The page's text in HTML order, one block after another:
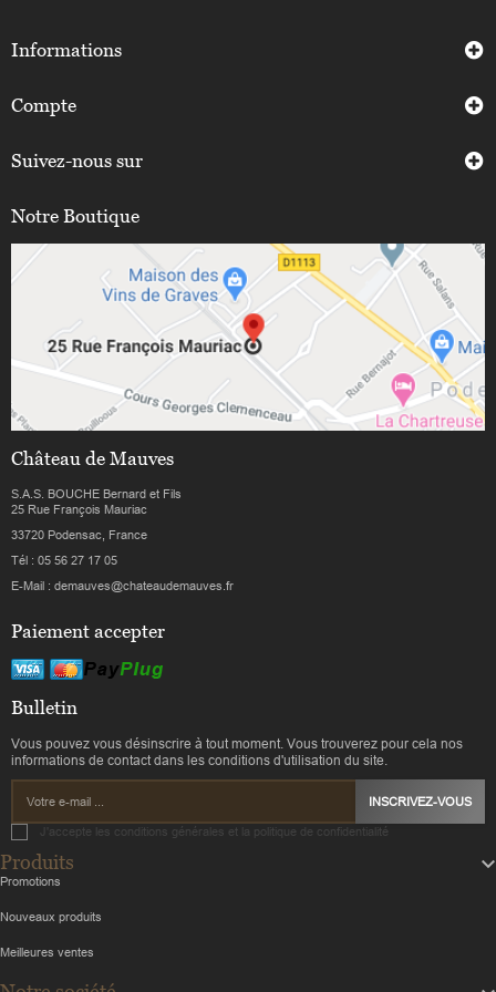
Informations
Compte
Suivez-nous sur
Notre Boutique
Château de Mauves
S.A.S. BOUCHE Bernard et Fils
25 Rue François Mauriac
33720 Podensac, France
Tél : 05 56 27 17 05
E-Mail : demauves@chateaudemauves.fr
Paiement accepter
Bulletin
Vous pouvez vous désinscrire à tout moment. Vous trouverez pour cela nos
informations de contact dans les conditions d'utilisation du site.
INSCRIVEZ-VOUS
J'accepte les conditions générales et la politique de confidentialité
Produits
Promotions
Nouveaux produits
Meilleures ventes